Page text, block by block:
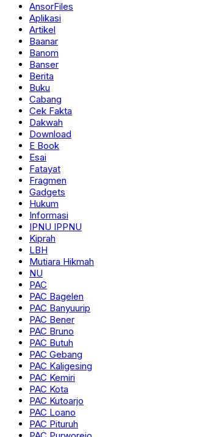
AnsorFiles
Aplikasi
Artikel
Baanar
Banom
Banser
Berita
Buku
Cabang
Cek Fakta
Dakwah
Download
E Book
Esai
Fatayat
Fragmen
Gadgets
Hukum
Informasi
IPNU IPPNU
Kiprah
LBH
Mutiara Hikmah
NU
PAC
PAC Bagelen
PAC Banyuurip
PAC Bener
PAC Bruno
PAC Butuh
PAC Gebang
PAC Kaligesing
PAC Kemiri
PAC Kota
PAC Kutoarjo
PAC Loano
PAC Pituruh